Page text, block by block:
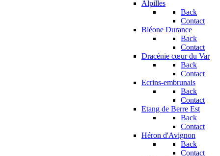
Alpilles
Back
Contact
Bléone Durance
Back
Contact
Dracénie cœur du Var
Back
Contact
Ecrins-embrunais
Back
Contact
Etang de Berre Est
Back
Contact
Héron d'Avignon
Back
Contact